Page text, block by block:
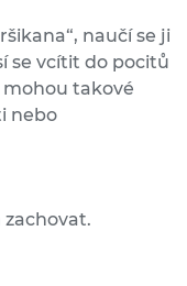
naučí se ji
se vcítit do pocitů
takové
nebo